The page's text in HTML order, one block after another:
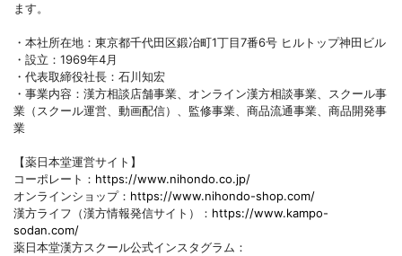
ます。
・本社所在地：東京都千代田区鍛冶町1丁目7番6号 ヒルトップ神田ビル
・設立：1969年4月
・代表取締役社長：石川知宏
・事業内容：漢方相談店舗事業、オンライン漢方相談事業、スクール事
業（スクール運営、動画配信）、監修事業、商品流通事業、商品開発事
業
【薬日本堂運営サイト】
コーポレート： https://www.nihondo.co.jp/
オンラインショップ： https://www.nihondo-shop.com/
漢方ライフ（漢方情報発信サイト）： https://www.kampo-
sodan.com/
薬日本堂漢方スクール公式インスタグラム：